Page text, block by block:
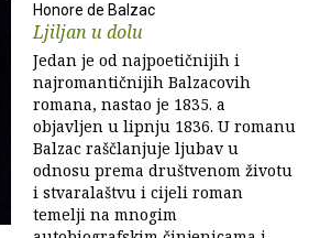
Honore de Balzac
Ljiljan u dolu
Jedan je od najpoetičnijih i
najromantičnijih Balzacovih
romana, nastao je 1835. a
objavljen u lipnju 1836. U romanu
Balzac raščlanjuje ljubav u
odnosu prema društvenom životu
i stvaralaštvu i cijeli roman
temelji na mnogim